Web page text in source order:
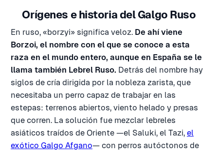
Orígenes e historia del Galgo Ruso
En ruso, «borzyi» significa veloz. De ahí viene
Borzoi, el nombre con el que se conoce a esta
raza en el mundo entero, aunque en España se le
llama también Lebrel Ruso. Detrás del nombre hay
siglos de cría dirigida por la nobleza zarista, que
necesitaba un perro capaz de trabajar en las
estepas: terrenos abiertos, viento helado y presas
que corren. La solución fue mezclar lebreles
asiáticos traídos de Oriente —el Saluki, el Tazi, el
exótico Galgo Afgano— con perros autóctonos de